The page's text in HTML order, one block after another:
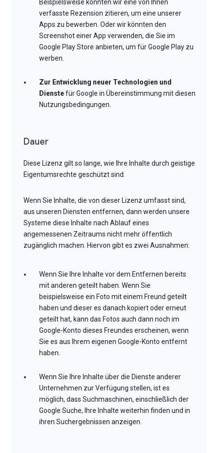
Beispielsweise könnten wir eine von Ihnen
verfasste Rezension zitieren, um eine unserer
Apps zu bewerben. Oder wir könnten den
Screenshot einer App verwenden, die Sie im
Google Play Store anbieten, um für Google Play zu
werben.
Zur Entwicklung neuer Technologien und
Dienstefür Google in Übereinstimmung mit diesen
Nutzungsbedingungen.
Dauer
Diese Lizenz gilt so lange, wie Ihre Inhalte durch geistige
Eigentumsrechte geschützt sind.
Wenn Sie Inhalte, die von dieser Lizenz umfasst sind,
aus unseren Diensten entfernen, dann werden unsere
Systeme diese Inhalte nach Ablauf eines
angemessenen Zeitraums nicht mehr öffentlich
zugänglich machen. Hiervon gibt es zwei Ausnahmen:
Wenn Sie Ihre Inhalte vor dem Entfernen bereits
mit anderen geteilt haben. Wenn Sie
beispielsweise ein Foto mit einem Freund geteilt
haben und dieser es danach kopiert oder erneut
geteilt hat, kann das Fotos auch dann noch im
Google-Konto dieses Freundes erscheinen, wenn
Sie es aus Ihrem eigenen Google-Konto entfernt
haben.
Wenn Sie Ihre Inhalte über die Dienste anderer
Unternehmen zur Verfügung stellen, ist es
möglich, dass Suchmaschinen, einschließlich der
Google Suche, Ihre Inhalte weiterhin finden und in
ihren Suchergebnissen anzeigen.